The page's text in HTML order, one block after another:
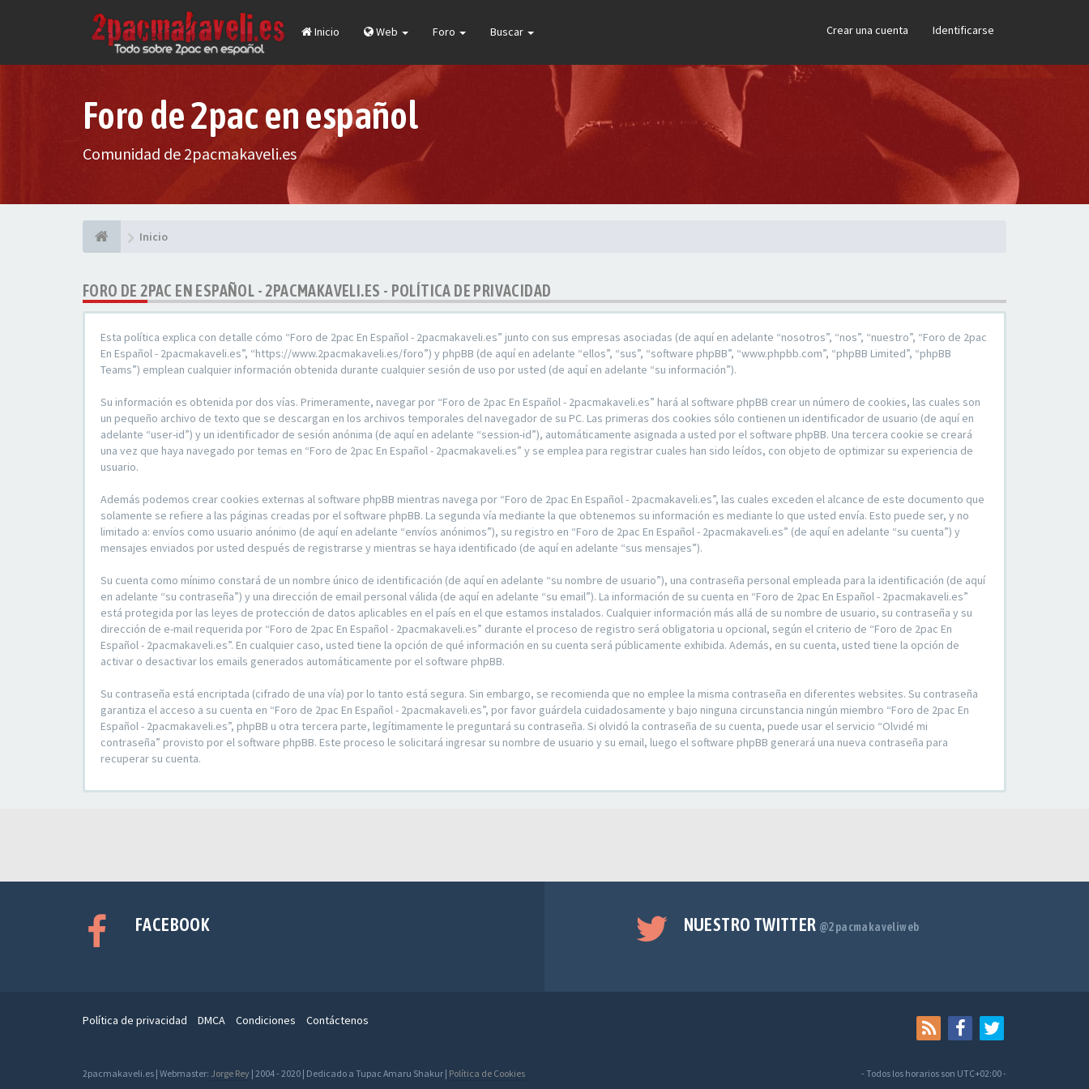
Inicio Web Foro Buscar Crear una cuenta Identificarse
Foro de 2pac en español
Comunidad de 2pacmakaveli.es
Inicio
FORO DE 2PAC EN ESPAÑOL - 2PACMAKAVELI.ES - POLÍTICA DE PRIVACIDAD
Esta política explica con detalle cómo “Foro de 2pac En Español - 2pacmakaveli.es” junto con sus empresas asociadas (de aquí en adelante “nosotros”, “nos”, “nuestro”, “Foro de 2pac
En Español - 2pacmakaveli.es”, “https://www.2pacmakaveli.es/foro”) y phpBB (de aquí en adelante “ellos”, “sus”, “software phpBB”, “www.phpbb.com”, “phpBB Limited”, “phpBB
Teams”) emplean cualquier información obtenida durante cualquier sesión de uso por usted (de aquí en adelante “su información”).
Su información es obtenida por dos vías. Primeramente, navegar por “Foro de 2pac En Español - 2pacmakaveli.es” hará al software phpBB crear un número de cookies, las cuales son
un pequeño archivo de texto que se descargan en los archivos temporales del navegador de su PC. Las primeras dos cookies sólo contienen un identificador de usuario (de aquí en
adelante “user-id”) y un identificador de sesión anónima (de aquí en adelante “session-id”), automáticamente asignada a usted por el software phpBB. Una tercera cookie se creará
una vez que haya navegado por temas en “Foro de 2pac En Español - 2pacmakaveli.es” y se emplea para registrar cuales han sido leídos, con objeto de optimizar su experiencia de
usuario.
Además podemos crear cookies externas al software phpBB mientras navega por “Foro de 2pac En Español - 2pacmakaveli.es”, las cuales exceden el alcance de este documento que
solamente se refiere a las páginas creadas por el software phpBB. La segunda vía mediante la que obtenemos su información es mediante lo que usted envía. Esto puede ser, y no
limitado a: envíos como usuario anónimo (de aquí en adelante “envíos anónimos”), su registro en “Foro de 2pac En Español - 2pacmakaveli.es” (de aquí en adelante “su cuenta”) y
mensajes enviados por usted después de registrarse y mientras se haya identificado (de aquí en adelante “sus mensajes”).
Su cuenta como mínimo constará de un nombre único de identificación (de aquí en adelante “su nombre de usuario”), una contraseña personal empleada para la identificación (de aquí
en adelante “su contraseña”) y una dirección de email personal válida (de aquí en adelante “su email”). La información de su cuenta en “Foro de 2pac En Español - 2pacmakaveli.es”
está protegida por las leyes de protección de datos aplicables en el país en el que estamos instalados. Cualquier información más allá de su nombre de usuario, su contraseña y su
dirección de e-mail requerida por “Foro de 2pac En Español - 2pacmakaveli.es” durante el proceso de registro será obligatoria u opcional, según el criterio de “Foro de 2pac En
Español - 2pacmakaveli.es”. En cualquier caso, usted tiene la opción de qué información en su cuenta será públicamente exhibida. Además, en su cuenta, usted tiene la opción de
activar o desactivar los emails generados automáticamente por el software phpBB.
Su contraseña está encriptada (cifrado de una vía) por lo tanto está segura. Sin embargo, se recomienda que no emplee la misma contraseña en diferentes websites. Su contraseña
garantiza el acceso a su cuenta en “Foro de 2pac En Español - 2pacmakaveli.es”, por favor guárdela cuidadosamente y bajo ninguna circunstancia ningún miembro “Foro de 2pac En
Español - 2pacmakaveli.es”, phpBB u otra tercera parte, legítimamente le preguntará su contraseña. Si olvidó la contraseña de su cuenta, puede usar el servicio “Olvidé mi
contraseña” provisto por el software phpBB. Este proceso le solicitará ingresar su nombre de usuario y su email, luego el software phpBB generará una nueva contraseña para
recuperar su cuenta.
FACEBOOK NUESTRO TWITTER @2pacmakaveliweb
Política de privacidad DMCA Condiciones Contáctenos
2pacmakaveli.es | Webmaster: Jorge Rey | 2004 - 2020 | Dedicado a Tupac Amaru Shakur | Política de Cookies - Todos los horarios son UTC+02:00-